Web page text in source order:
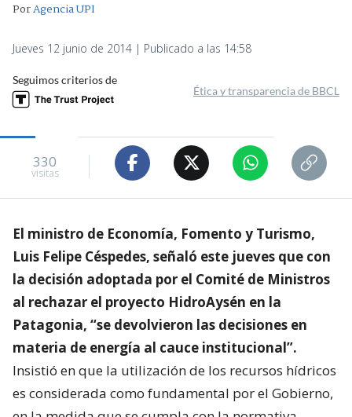
PorAgencia UPI
Jueves 12 junio de 2014 | Publicado a las 14:58
Seguimos criterios de
Ética y transparencia de BBCL
330
visitas
El ministro de Economía, Fomento y Turismo,
Luis Felipe Céspedes, señaló este jueves que con
la decisión adoptada por el Comité de Ministros
al rechazar el proyecto HidroAysén en la
Patagonia, “se devolvieron las decisiones en
materia de energía al cauce institucional”.
Insistió en que la utilización de los recursos hídricos
es considerada como fundamental por el Gobierno,